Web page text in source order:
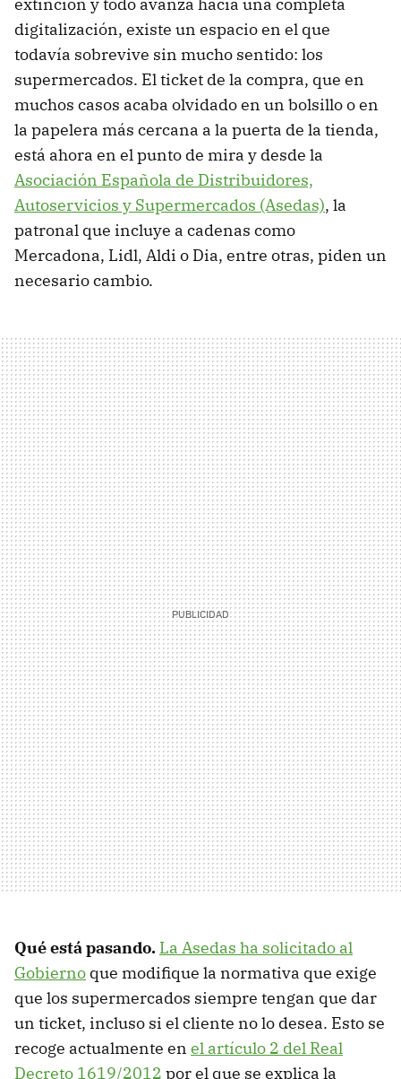
extinción y todo avanza hacia una completa
digitalización, existe un espacio en el que
todavía sobrevive sin mucho sentido: los
supermercados. El ticket de la compra, que en
muchos casos acaba olvidado en un bolsillo o en
la papelera más cercana a la puerta de la tienda,
está ahora en el punto de mira y desde la
Asociación Española de Distribuidores,
Autoservicios y Supermercados (Asedas), la
patronal que incluye a cadenas como
Mercadona, Lidl, Aldi o Dia, entre otras, piden un
necesario cambio.
Qué está pasando. La Asedas ha solicitado al
Gobierno que modifique la normativa que exige
que los supermercados siempre tengan que dar
un ticket, incluso si el cliente no lo desea. Esto se
recoge actualmente en el artículo 2 del Real
Decreto 1619/2012 por el que se explica la